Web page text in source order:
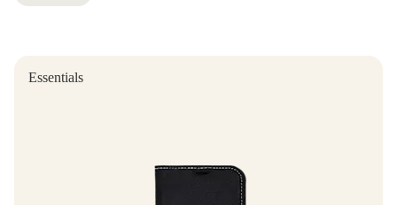
Essentials